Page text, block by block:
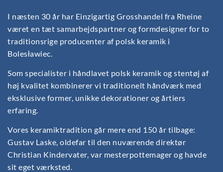
I næsten 30 år har Einzigartig Grosshandel fra Rheine
været en tæt samarbejdspartner og formdesigner for to
traditionsrige producenter af polsk keramik i
Bolesławiec.
Som specialister i håndlavet polsk keramik og stentøj af
høj kvalitet kombinerer vi traditionelt håndværk med
eksklusive former, unikke dekorationer og årtiers
erfaring.
Vores keramiktradition går mere end 150 år tilbage:
Gustav Laske, oldefar til den nuværende direktør
Christian Kindervater, var mesterpottemager og havde
sit eget værksted.